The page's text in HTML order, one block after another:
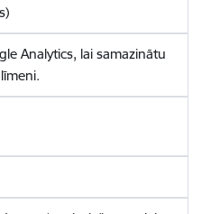
Analytics, lai samazinātu